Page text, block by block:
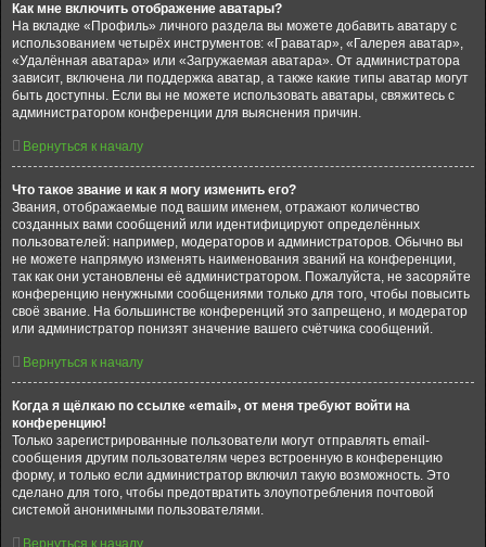
Как мне включить отображение аватары?
На вкладке «Профиль» личного раздела вы можете добавить аватару с
использованием четырёх инструментов: «Граватар», «Галерея аватар»,
«Удалённая аватара» или «Загружаемая аватара». От администратора
зависит, включена ли поддержка аватар, а также какие типы аватар могут
быть доступны. Если вы не можете использовать аватары, свяжитесь с
администратором конференции для выяснения причин.
Вернуться к началу
Что такое звание и как я могу изменить его?
Звания, отображаемые под вашим именем, отражают количество
созданных вами сообщений или идентифицируют определённых
пользователей: например, модераторов и администраторов. Обычно вы
не можете напрямую изменять наименования званий на конференции,
так как они установлены её администратором. Пожалуйста, не засоряйте
конференцию ненужными сообщениями только для того, чтобы повысить
своё звание. На большинстве конференций это запрещено, и модератор
или администратор понизят значение вашего счётчика сообщений.
Вернуться к началу
Когда я щёлкаю по ссылке «email», от меня требуют войти на
конференцию!
Только зарегистрированные пользователи могут отправлять email-
сообщения другим пользователям через встроенную в конференцию
форму, и только если администратор включил такую возможность. Это
сделано для того, чтобы предотвратить злоупотребления почтовой
системой анонимными пользователями.
Вернуться к началу